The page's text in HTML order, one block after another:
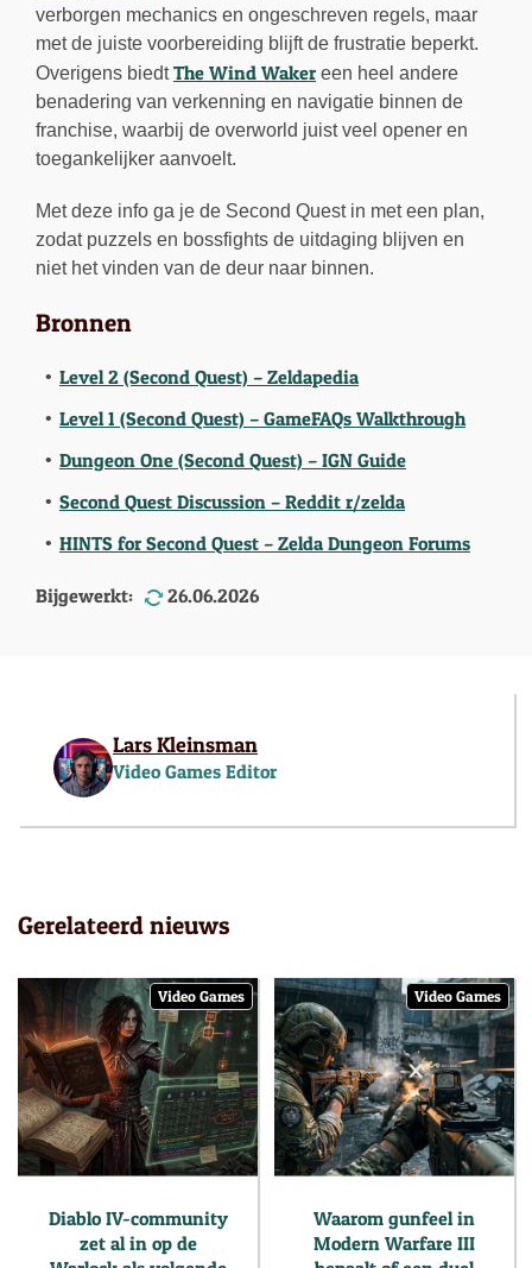
verborgen mechanics en ongeschreven regels, maar
met de juiste voorbereiding blijft de frustratie beperkt.
Overigens biedtThe Wind Waker een heel andere
benadering van verkenning en navigatie binnen de
franchise, waarbij de overworld juist veel opener en
toegankelijker aanvoelt.
Met deze info ga je de Second Quest in met een plan,
zodat puzzels en bossfights de uitdaging blijven en
niet het vinden van de deur naar binnen.
Bronnen
Level 2 (Second Quest) – Zeldapedia
Level 1 (Second Quest) – GameFAQs Walkthrough
Dungeon One (Second Quest) – IGN Guide
Second Quest Discussion – Reddit r/zelda
HINTS for Second Quest – Zelda Dungeon Forums
Bijgewerkt: 26.06.2026
Lars Kleinsman
Video Games Editor
Gerelateerd nieuws
Video Games
Diablo IV-community
zet al in op de
Video Games
Waarom gunfeel in
Modern Warfare III